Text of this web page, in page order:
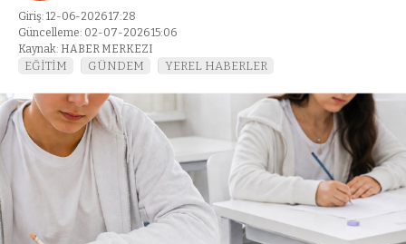
Giriş: 12-06-2026 17:28
Güncelleme: 02-07-2026 15:06
Kaynak: HABER MERKEZI
EĞİTİM GÜNDEM YEREL HABERLER